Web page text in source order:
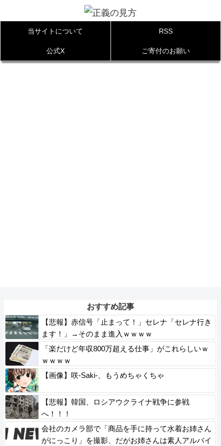
当サイトについて RSS
公式X ご寄付のお願い
おすすめ記事
【悲報】赤信号「止まって！」セレナ「セレナ行き
ます！」→そのまま進入ｗｗｗｗ
「楽だけど年収800万超える仕事」がこれらしいｗ
ｗｗｗｗ
【画像】咲-Saki-、もうめちゃくちゃ
【悲報】韓国、ロシアウクライナ戦争に参戦
へ！！！
会社のカメラ部で「商品を手に持って水着お姉さん
がにっこり」を撮影、だがお姉さんは素人アルバイ